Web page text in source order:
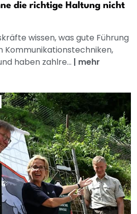
die richtige Haltung nicht
wissen, was gute Führung
Kommunikationstechniken,
haben zahlre... | mehr